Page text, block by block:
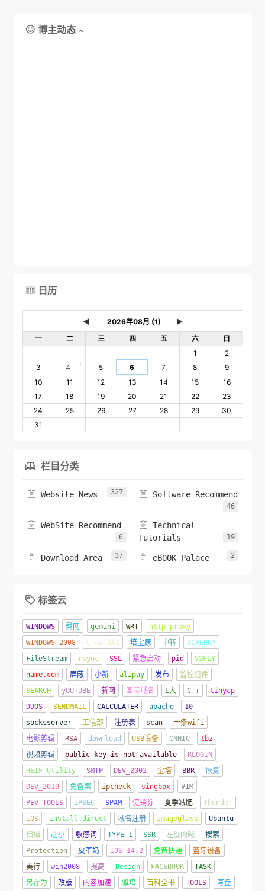
 博主动态 ~
 日历
◄
►
一
二 三 四 五 六
日
1
2
3
4 1 5 6 7 8
9
10
11 12 13 14 15
16
17
18 19 20 21 22
23
24
25 26 27 28 29
30
31
 栏目分类
 Website News 327  Software Recommend
46
 WebSite Recommend
6
 Technical
Tutorials
19
 Download Area 37  eBOOK Palace 2
 标签云
WINDOWS 舜网 gemini WRT
http-proxy
WINDOWS 2008
Crawl4AI 培宝康 中转
JCPENNY
FileStream
rsync SSL 紧急启动 pid
V2FLY
name.com
屏蔽 小新 alipay 发布
监控组件
SEARCH
yOUTUBE 新网 国际域名 L大 C++
tinycp
DDOS
SENDMAIL CALCULATER apache
10
socksserver
工信部 注册表 scan
一条wifi
电影剪辑
RSA download USB设备 CNNIC
tbz
视频剪辑
public key is not available
RLOGIN
HEIF Utility
SMTP DEV_2002 宝塔 BBR
恢复
DEV_2019
免备案 ipcheck singbox
VIM
PEV TOOLS
IPSEC SPAM 促销券 夏季减肥
Thunder
IOS
install.direct 域名注册 Imageglass
Ubuntu
扫描
赴京 敏感词 TYPE 1 SSR 左旋肉碱
搜索
Protection
皮革奶 IOS 14.2 免费快递
蓝牙设备
美行
win2008 提高 Design FACEBOOK
TASK
另存为
改版 内容加速 雅培 百科全书 TOOLS 写盘